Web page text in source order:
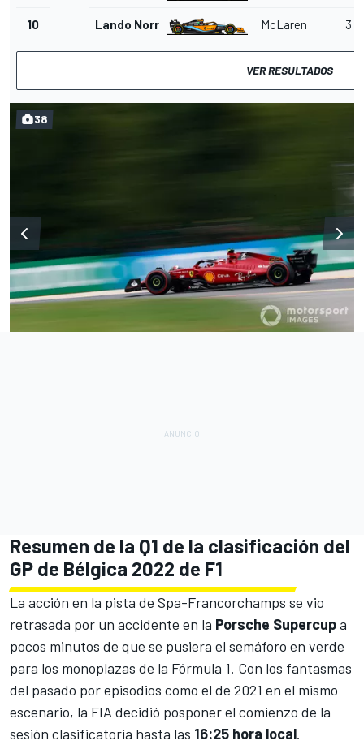
10 Lando Norris McLaren 3
VER RESULTADOS
38
Resumen de la Q1 de la clasificación del
GP de Bélgica 2022 de F1
La acción en la pista de Spa-Francorchamps se vio
retrasada por un accidente en la Porsche Supercupa
pocos minutos de que se pusiera el semáforo en verde
para los monoplazas de la Fórmula 1. Con los fantasmas
del pasado por episodios como el de 2021 en el mismo
escenario, la FIA decidió posponer el comienzo de la
sesión clasificatoria hasta las 16:25 hora local.